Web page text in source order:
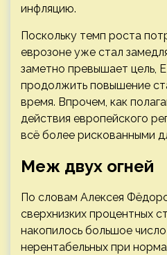
инфляцию.
Поскольку темп роста
еврозоне уже стал
заметно превышает цель,
продолжить повышение
время. Впрочем, как
действия европейского
всё более рискованными
Меж двух огней
По словам Алексея
сверхнизких процентных
накопилось большое
нерентабельных при